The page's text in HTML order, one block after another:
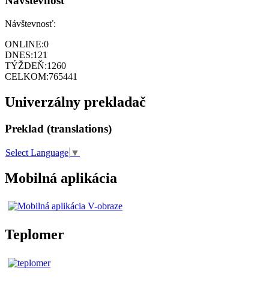
Návštevnosť:
ONLINE:0
DNES:121
TÝŽDEŇ:1260
CELKOM:765441
Univerzálny prekladač
Preklad (translations)
Select Language ▼
Mobilná aplikácia
Teplomer